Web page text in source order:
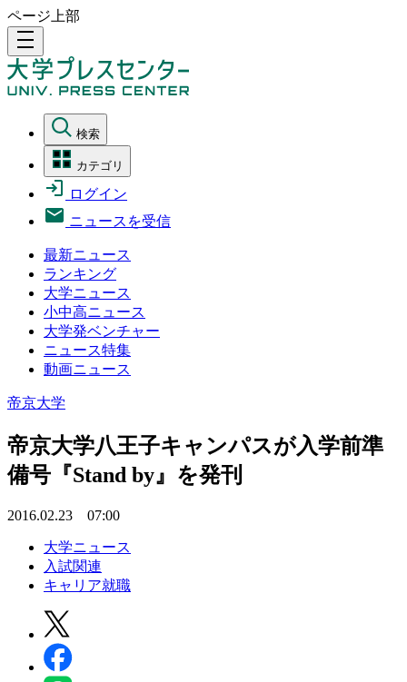
ページ上部
density_medium
検索
カテゴリ
ログイン
ニュースを受信
最新ニュース
ランキング
大学ニュース
小中高ニュース
大学発ベンチャー
ニュース特集
動画ニュース
帝京大学
帝京大学八王子キャンパスが入学前準
備号『Stand by』を発刊
2016.02.23 07:00
大学ニュース
入試関連
キャリア就職